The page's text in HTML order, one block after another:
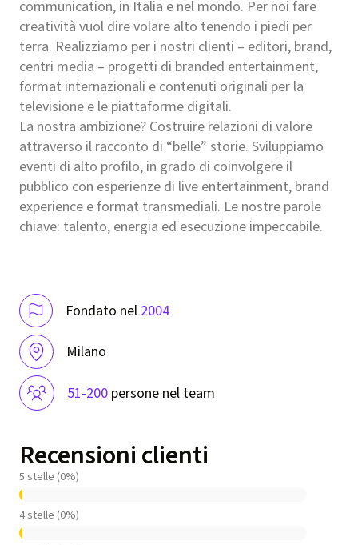
communication, in Italia e nel mondo. Per noi fare
creatività vuol dire volare alto tenendo i piedi per
terra. Realizziamo per i nostri clienti – editori, brand,
centri media – progetti di branded entertainment,
format internazionali e contenuti originali per la
televisione e le piattaforme digitali.
La nostra ambizione? Costruire relazioni di valore
attraverso il racconto di “belle” storie. Sviluppiamo
eventi di alto profilo, in grado di coinvolgere il
pubblico con esperienze di live entertainment, brand
experience e format transmediali. Le nostre parole
chiave: talento, energia ed esecuzione impeccabile.
Fondato nel 2004
Milano
51-200 persone nel team
Recensioni clienti
5 stelle (0%)
4 stelle (0%)